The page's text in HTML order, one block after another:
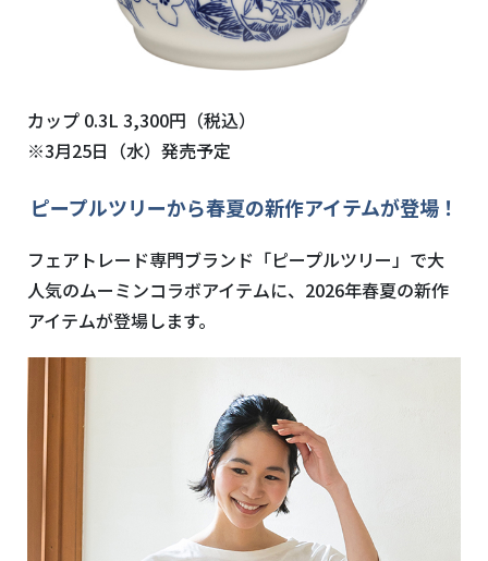
カップ 0.3L 3,300円（税込）
※3月25日（水）発売予定
ピープルツリーから春夏の新作アイテムが登場！
フェアトレード専門ブランド「ピープルツリー」で大
人気のムーミンコラボアイテムに、2026年春夏の新作
アイテムが登場します。